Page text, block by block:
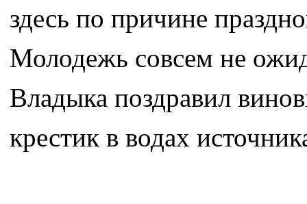
здесь по причине
Молодежь совсем не
Владыка поздравил
крестик в водах